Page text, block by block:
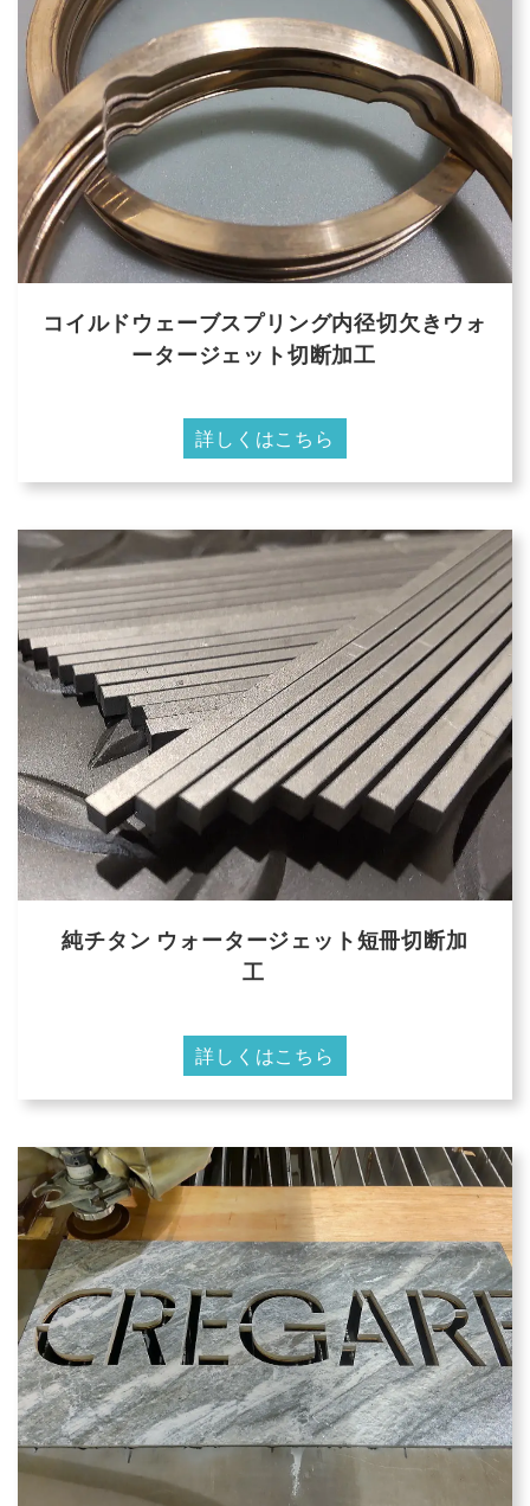
コイルドウェーブスプリング内径切欠きウォ
ータージェット切断加工
詳しくはこちら
純チタン ウォータージェット短冊切断加
工
詳しくはこちら